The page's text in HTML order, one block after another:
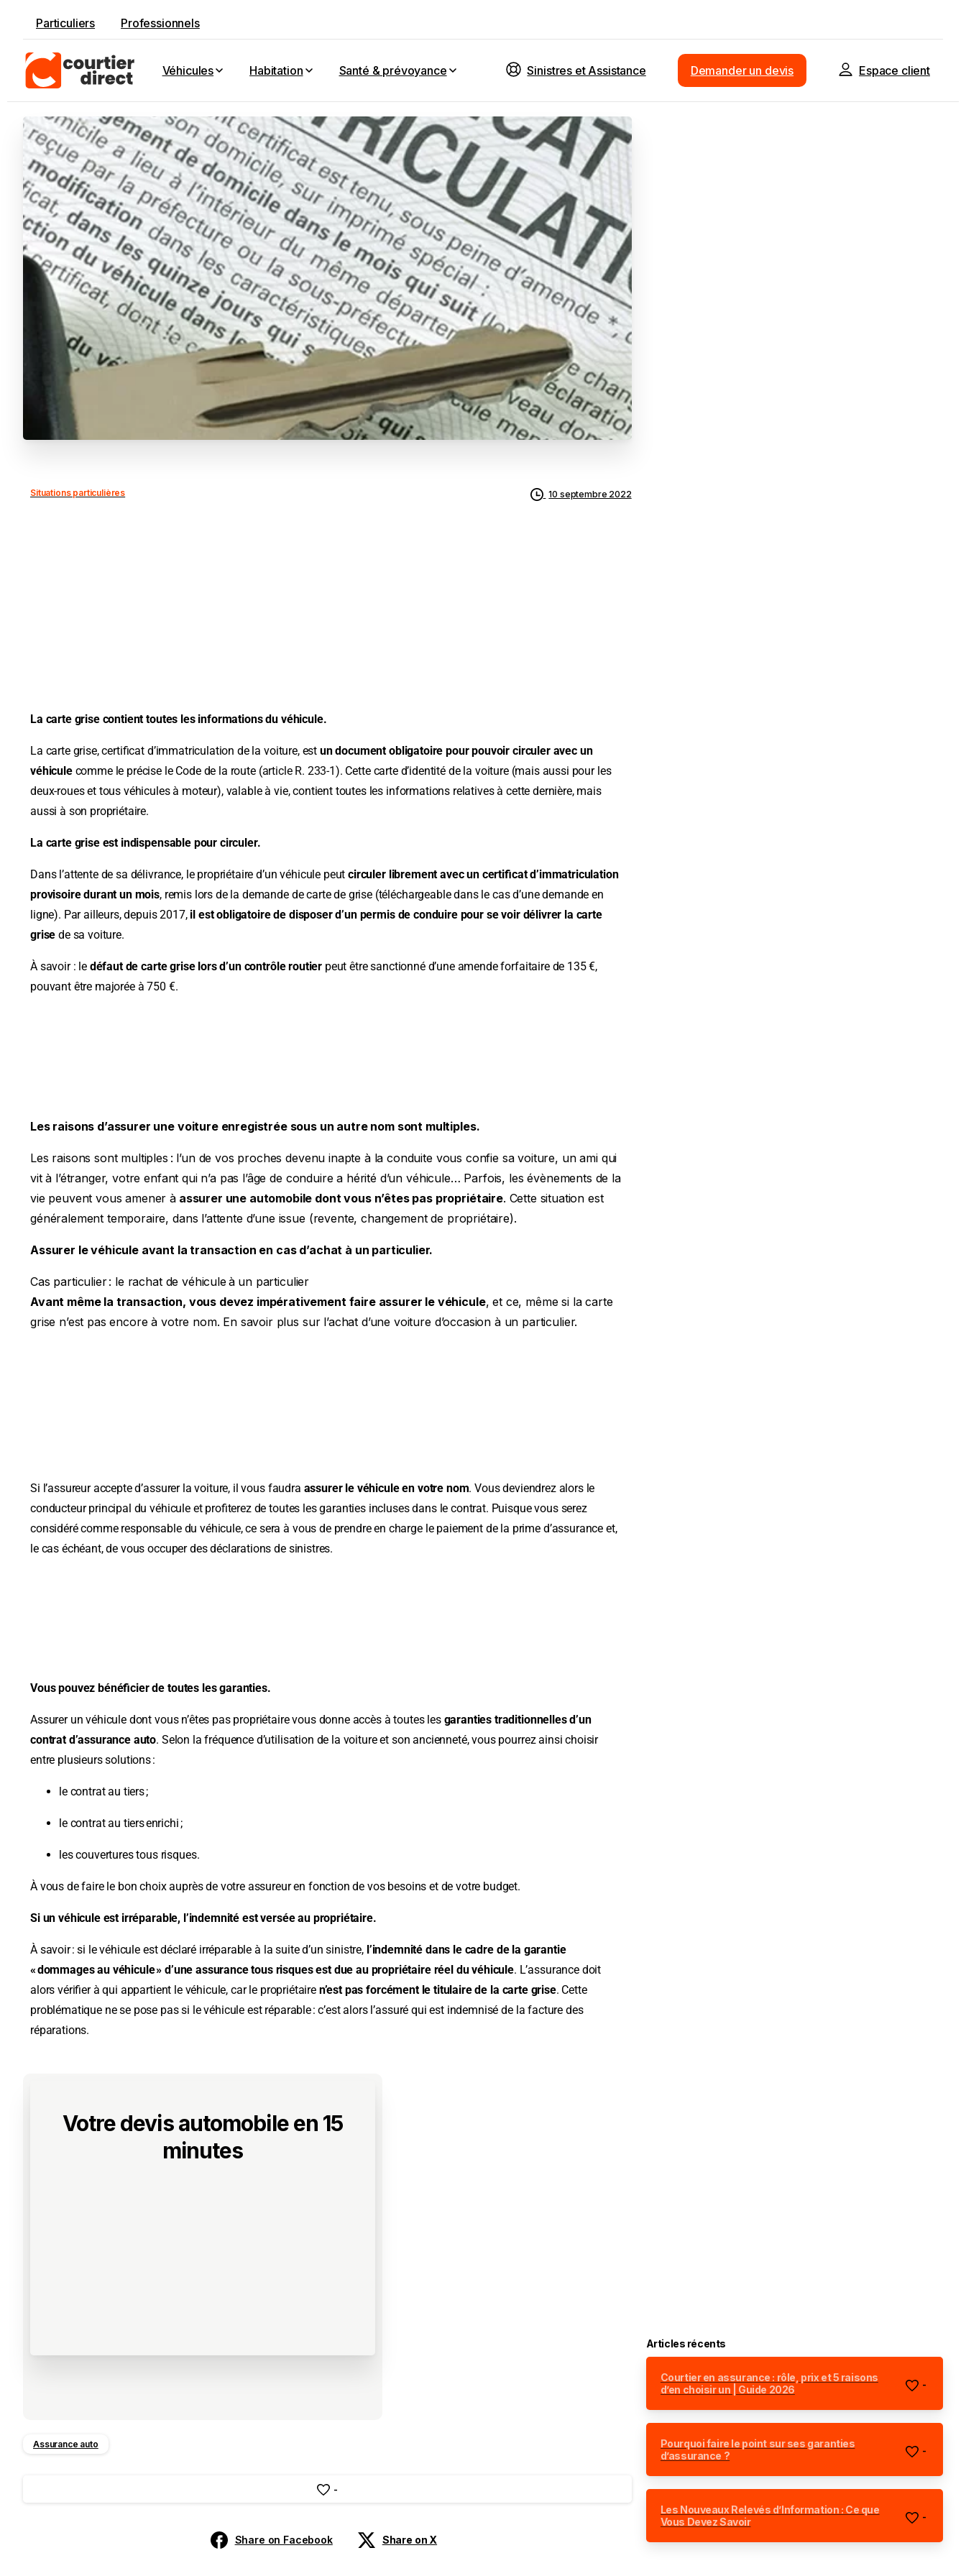
Particuliers Professionnels
Véhicules Habitation Santé & prévoyance Sinistres et Assistance Demander un devis Espace client
Situations particulières 10 septembre 2022
La carte grise contient toutes les informations du véhicule.
La carte grise, certificat d’immatriculation de la voiture, est un document obligatoire pour pouvoir circuler avec un
véhiculecomme le précise le Code de la route (article R. 233-1). Cette carte d’identité de la voiture (mais aussi pour les
deux-roues et tous véhicules à moteur), valable à vie, contient toutes les informations relatives à cette dernière, mais
aussi à son propriétaire.
La carte grise est indispensable pour circuler.
Dans l’attente de sa délivrance, le propriétaire d’un véhicule peutcirculer librement avec un certificat d’immatriculation
provisoire durant un mois, remis lors de la demande de carte de grise (téléchargeable dans le cas d’une demande en
ligne). Par ailleurs, depuis 2017, il est obligatoire de disposer d’un permis de conduire pour se voir délivrer la carte
grisede sa voiture.
À savoir : le défaut de carte grise lors d’un contrôle routier peut être sanctionné d’une amende forfaitaire de 135 €,
pouvant être majorée à 750 €.
Les raisons d’assurer une voiture enregistrée sous un autre nom sont multiples.
Les raisons sont multiples : l’un de vos proches devenu inapte à la conduite vous confie sa voiture, un ami qui
vit à l’étranger, votre enfant qui n’a pas l’âge de conduire a hérité d’un véhicule… Parfois, les évènements de la
vie peuvent vous amener à assurer une automobile dont vous n’êtes pas propriétaire. Cette situation est
généralement temporaire, dans l’attente d’une issue (revente, changement de propriétaire).
Assurer le véhicule avant la transaction en cas d’achat à un particulier.
Cas particulier : le rachat de véhicule à un particulier
Avant même la transaction, vous devez impérativement faire assurer le véhicule, et ce, même si la carte
grise n’est pas encore à votre nom. En savoir plus sur l’achat d’une voiture d’occasion à un particulier.
Si l’assureur accepte d’assurer la voiture, il vous faudra assurer le véhicule en votre nom. Vous deviendrez alors le
conducteur principal du véhicule et profiterez de toutes les garanties incluses dans le contrat. Puisque vous serez
considéré comme responsable du véhicule, ce sera à vous de prendre en charge le paiement de la prime d’assurance et,
le cas échéant, de vous occuper des déclarations de sinistres.
Vous pouvez bénéficier de toutes les garanties.
Assurer un véhicule dont vous n’êtes pas propriétaire vous donne accès à toutes les garanties traditionnelles d’un
contrat d’assurance auto. Selon la fréquence d’utilisation de la voiture et son ancienneté, vous pourrez ainsi choisir
entre plusieurs solutions :
le contrat au tiers ;
le contrat au tiers enrichi ;
les couvertures tous risques.
À vous de faire le bon choix auprès de votre assureur en fonction de vos besoins et de votre budget.
Si un véhicule est irréparable, l’indemnité est versée au propriétaire.
À savoir : si le véhicule est déclaré irréparable à la suite d’un sinistre, l’indemnité dans le cadre de la garantie
« dommages au véhicule » d’une assurance tous risques est due au propriétaire réel du véhicule. L’assurance doit
alors vérifier à qui appartient le véhicule, car le propriétaire n’est pas forcément le titulaire de la carte grise. Cette
problématique ne se pose pas si le véhicule est réparable : c’est alors l’assuré qui est indemnisé de la facture des
réparations.
Votre devis automobile en 15
minutes
Assurance auto
-
Share on Facebook Share on X
Articles récents
Courtier en assurance : rôle, prix et 5 raisons
d’en choisir un | Guide 2026
-
Pourquoi faire le point sur ses garanties
d’assurance ?
-
Les Nouveaux Relevés d’Information : Ce que
Vous Devez Savoir
-